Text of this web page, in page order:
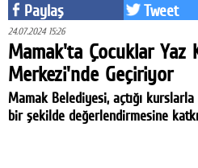
Bilim
Kültür-sanat
Sağlık
Yazarlar
Paylaş Tweet
24.07.2024 15:26
Mamak'ta Çocuklar Yaz
Merkezi'nde Geçiriyor
Mamak Belediyesi, açtığı
bir şekilde değerlendirmesine